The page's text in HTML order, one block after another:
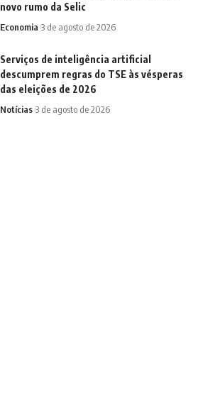
novo rumo da Selic
Economia 3 de agosto de 2026
Serviços de inteligência artificial
descumprem regras do TSE às vésperas
das eleições de 2026
Notícias 3 de agosto de 2026